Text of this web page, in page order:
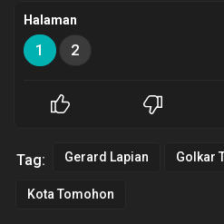
Halaman
1 2
Tag: Gerard Lapian Golkar
Kota Tomohon